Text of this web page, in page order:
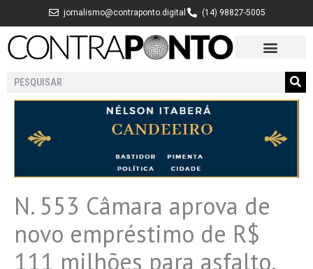
para
jornalismo@contraponto.digital (14) 98827-5005
Pesquisar
N. 553 Câmara aprova de
novo empréstimo de R$
111 milhões para asfalto.